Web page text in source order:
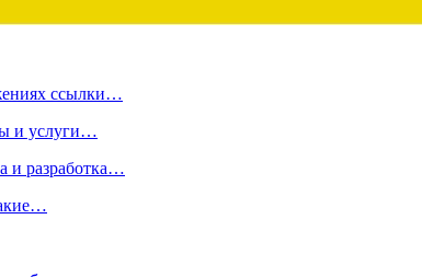
ссылки…
и услуги…
и разработка…